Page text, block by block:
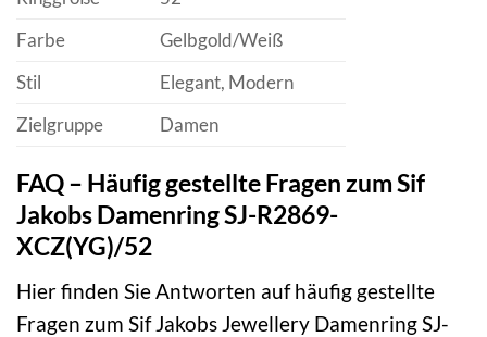
Farbe
Gelbgold/Weiß
Stil
Elegant, Modern
Zielgruppe
Damen
FAQ – Häufig gestellte Fragen zum Sif
Jakobs Damenring SJ-R2869-
XCZ(YG)/52
Hier finden Sie Antworten auf häufig gestellte
Fragen zum Sif Jakobs Jewellery Damenring SJ-